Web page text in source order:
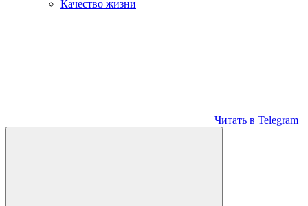
Качество жизни
Читать в Telegram